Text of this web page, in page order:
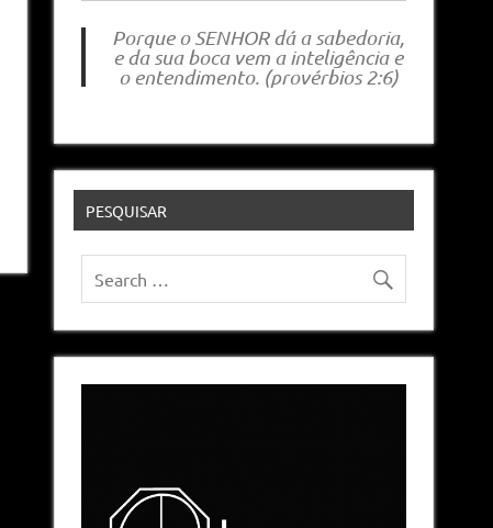
Porque o SENHOR dá a sabedoria,
e da sua boca vem a inteligência e
o entendimento. (provérbios 2:6)
PESQUISAR